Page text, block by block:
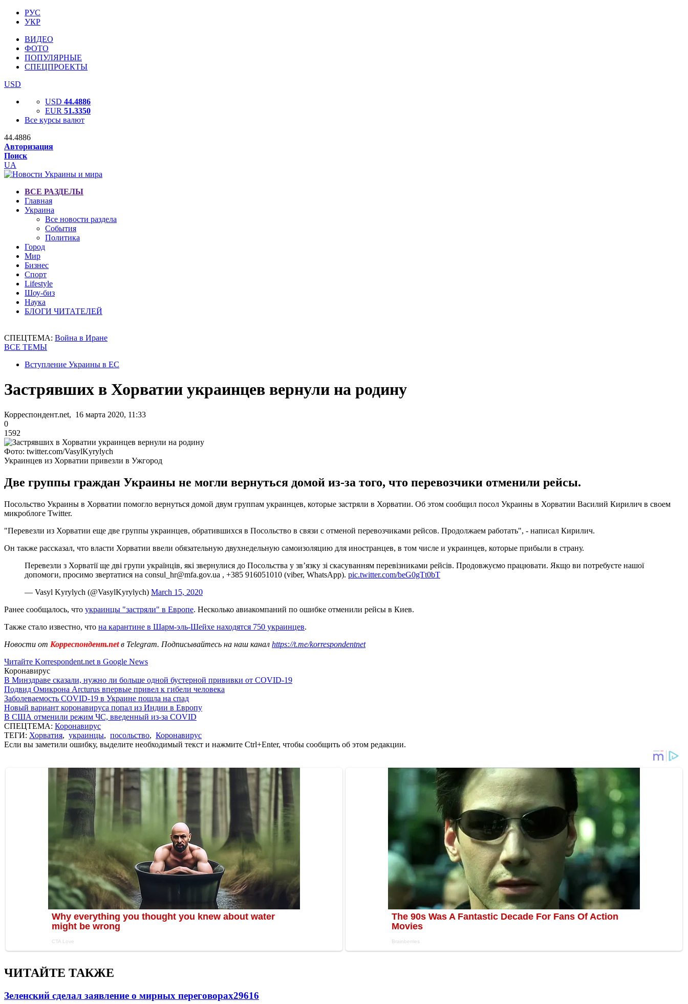
РУС
УКР
ВИДЕО
ФОТО
ПОПУЛЯРНЫЕ
СПЕЦПРОЕКТЫ
USD
USD 44.4886
EUR 51.3350
Все курсы валют
44.4886
Авторизация
Поиск
UA
ВСЕ РАЗДЕЛЫ
Главная
Украина
Все новости раздела
События
Политика
Город
Мир
Бизнес
Спорт
Lifestyle
Шоу-биз
Наука
БЛОГИ ЧИТАТЕЛЕЙ
СПЕЦТЕМА: Война в Иране
ВСЕ ТЕМЫ
Вступление Украины в ЕС
Застрявших в Хорватии украинцев вернули на родину
Корреспондент.net, 16 марта 2020, 11:33
0
1592
Фото: twitter.com/VasylKyrylych
Украинцев из Хорватии привезли в Ужгород
Две группы граждан Украины не могли вернуться домой из-за того, что перевозчики отменили рейсы.
Посольство Украины в Хорватии помогло вернуться домой двум группам украинцев, которые застряли в Хорватии. Об этом сообщил посол Украины в Хорватии Василий Кирилич в своем
микроблоге Twitter.
"Перевезли из Хорватии еще две группы украинцев, обратившихся в Посольство в связи с отменой перевозчиками рейсов. Продолжаем работать", - написал Кирилич.
Он также рассказал, что власти Хорватии ввели обязательную двухнедельную самоизоляцию для иностранцев, в том числе и украинцев, которые прибыли в страну.
Перевезли з Хорватії ще дві групи українців, які звернулися до Посольства у зв’язку зі скасуванням перевізниками рейсів. Продовжуємо працювати. Якщо ви потребуєте нашої
допомоги, просимо звертатися на consul_hr@mfa.gov.ua , +385 916051010 (viber, WhatsApp). pic.twitter.com/beG0gTt0bT
— Vasyl Kyrylych (@VasylKyrylych) March 15, 2020
Ранее сообщалось, что украинцы "застряли" в Европе. Несколько авиакомпаний по ошибке отменили рейсы в Киев.
Также стало известно, что на карантине в Шарм-эль-Шейхе находятся 750 украинцев.
Новости от Корреспондент.netв Telegram. Подписывайтесь на наш канал https://t.me/korrespondentnet
Читайте Korrespondent.net в Google News
Коронавирус
В Минздраве сказали, нужно ли больше одной бустерной прививки от COVID-19
Подвид Омикрона Arcturus впервые привел к гибели человека
Заболеваемость COVID-19 в Украине пошла на спад
Новый вариант коронавируса попал из Индии в Европу
В США отменили режим ЧС, введенный из-за COVID
СПЕЦТЕМА: Коронавирус
ТЕГИ: Хорватия, украинцы, посольство, Коронавирус
Если вы заметили ошибку, выделите необходимый текст и нажмите Ctrl+Enter, чтобы сообщить об этом редакции.
ЧИТАЙТЕ ТАКЖЕ
Зеленский сделал заявление о мирных переговорах29616